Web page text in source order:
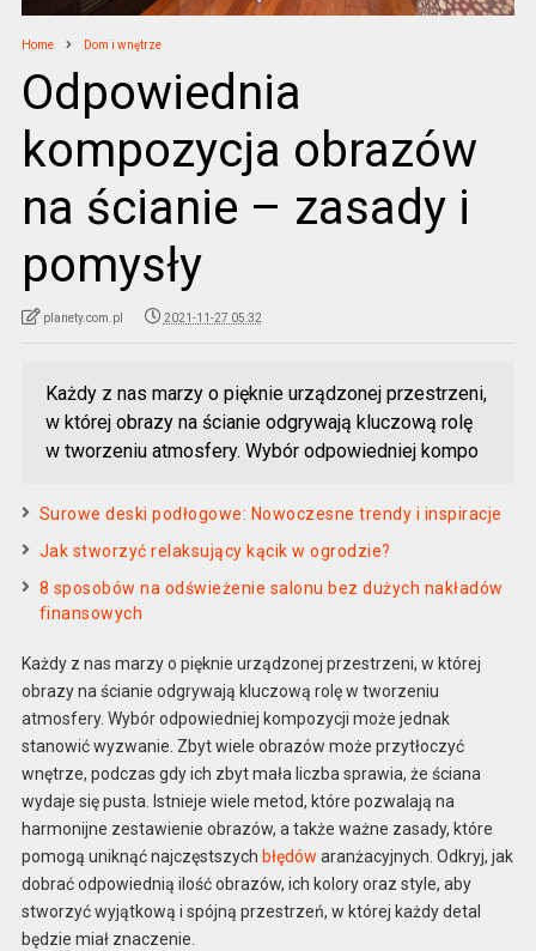
Home Dom i wnętrze
Odpowiednia
kompozycja obrazów
na ścianie – zasady i
pomysły
planety.com.pl 2021-11-27 05:32
Każdy z nas marzy o pięknie urządzonej przestrzeni,
w której obrazy na ścianie odgrywają kluczową rolę
w tworzeniu atmosfery. Wybór odpowiedniej kompo
Surowe deski podłogowe: Nowoczesne trendy i inspiracje
Jak stworzyć relaksujący kącik w ogrodzie?
8 sposobów na odświeżenie salonu bez dużych nakładów
finansowych
Każdy z nas marzy o pięknie urządzonej przestrzeni, w której
obrazy na ścianie odgrywają kluczową rolę w tworzeniu
atmosfery. Wybór odpowiedniej kompozycji może jednak
stanowić wyzwanie. Zbyt wiele obrazów może przytłoczyć
wnętrze, podczas gdy ich zbyt mała liczba sprawia, że ściana
wydaje się pusta. Istnieje wiele metod, które pozwalają na
harmonijne zestawienie obrazów, a także ważne zasady, które
pomogą uniknąć najczęstszych błędów aranżacyjnych. Odkryj, jak
dobrać odpowiednią ilość obrazów, ich kolory oraz style, aby
stworzyć wyjątkową i spójną przestrzeń, w której każdy detal
będzie miał znaczenie.